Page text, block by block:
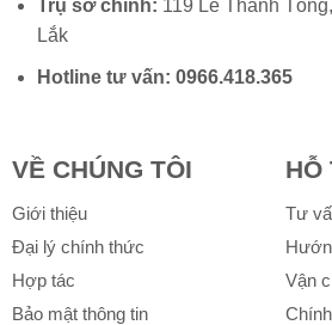
Trụ sở chính: 119 Lê Thánh
Lắk
Hotline tư vấn: 0966.418.365
VỀ CHÚNG TÔI
Giới thiệu
Đại lý chính thức
Hợp tác
Bảo mật thông tin
HỖ
Tư
Vận